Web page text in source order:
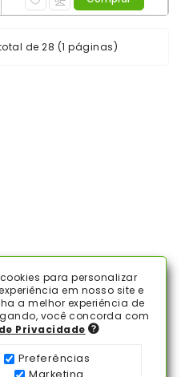
para personalizar
em nosso site e
a melhor experiência de
você concorda com
Privacidade
Preferências
Marketing
de 28 (1 páginas)